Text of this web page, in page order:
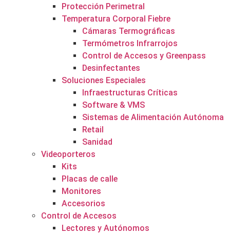
Protección Perimetral
Temperatura Corporal Fiebre
Cámaras Termográficas
Termómetros Infrarrojos
Control de Accesos y Greenpass
Desinfectantes
Soluciones Especiales
Infraestructuras Críticas
Software & VMS
Sistemas de Alimentación Autónoma
Retail
Sanidad
Videoporteros
Kits
Placas de calle
Monitores
Accesorios
Control de Accesos
Lectores y Autónomos